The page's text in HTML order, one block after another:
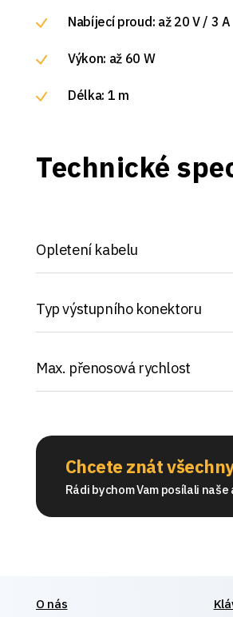
Nabíjecí proud: až 20 V / 3 A
Výkon: až 60 W
Délka: 1 m
Technické
Opletení kabelu
Typ výstupního konektoru
Max. přenosová rychlost
Chcete znát
Rádi bychom Vam posílali
O nás